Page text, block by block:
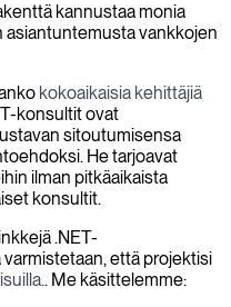
kannustaa monia
asiantuntemusta vankkojen
kokoaikaisia kehittäjiä
konsultit ovat
sitoutumisensa
He tarjoavat
ilman pitkäaikaista
konsultit.
.NET-
että projektisi
. Me käsittelemme: